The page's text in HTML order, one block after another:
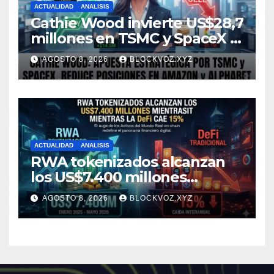
ACTUALIDAD ANALISIS
Cathie Wood invierte US$28,7
millones en TSMC y SpaceX y
reduce posiciones en
Amazon y Alphabet
AGOSTO 8, 2026 BLOCKVOZ.XYZ
ACTUALIDAD ANALISIS
RWA tokenizados alcanzan
los US$7.400 millones
mientras la DeFi cae 15%
AGOSTO 8, 2026 BLOCKVOZ.XYZ